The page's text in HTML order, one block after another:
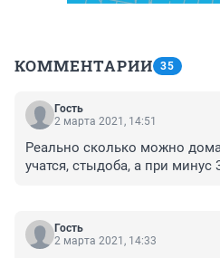
КОММЕНТАРИИ 35
Гость
2 марта 2021, 14:51
Реально сколько можно
учатся, стыдоба, а при
Гость
2 марта 2021, 14:33